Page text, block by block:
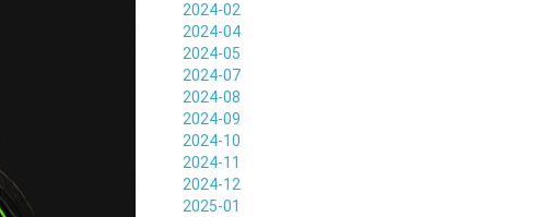
2024-02
2024-04
2024-05
2024-07
2024-08
2024-09
2024-10
2024-11
2024-12
2025-01